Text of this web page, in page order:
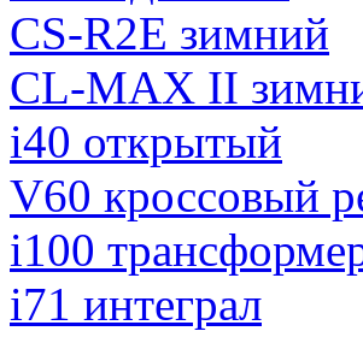
CS-R2E зимний
CL-MAX II
i40 открытый
V60 кроссовый
i100
i71 интеграл